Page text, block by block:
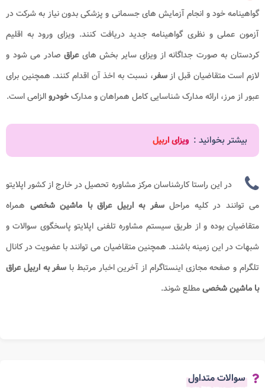
گواهینامه خود و انجام آزمایش های جسمانی و پزشکی بدون نیاز به شرکت در
آزمون عملی و نظری گواهینامه جدید دریافت کنند. ویزای ورود به اقلیم
کردستان به صورت جداگانه از ویزای سایر بخش های عراقصادر می شود و
لازم است متقاضیان قبل ازسفر، نسبت به اخذ آن اقدام کنند. همچنین برای
عبور از مرز، ارائه مدارک شناسایی کامل همراهان و مدارکخودروالزامی است.
بیشتر بخوانید : ویزای اربیل
در این راستا کارشناسان مرکز مشاوره تحصیل در خارج از کشور اپلایتو
می توانند در کلیه مراحل سفر به اربیل عراق با ماشین شخصی همراه
متقاضیان بوده و از طریق سیستم مشاوره تلفنی اپلایتو پاسخگوی سوالات و
شبهات در این زمینه باشند. همچنین متقاضیان می توانند با عضویت در کانال
تلگرام و صفحه مجازی اینستاگرام از آخرین اخبار مرتبط با سفر به اربیل عراق
با ماشین شخصیمطلع شوند.
سوالات متداول